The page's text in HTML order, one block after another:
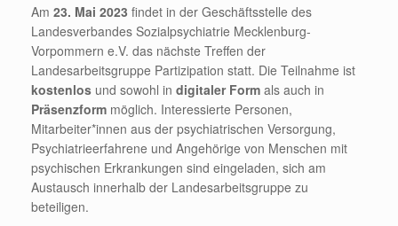
Am 23. Mai 2023 findet in der Geschäftsstelle des
Landesverbandes Sozialpsychiatrie Mecklenburg-
Vorpommern e.V. das nächste Treffen der
Landesarbeitsgruppe Partizipation statt. Die Teilnahme ist
kostenlos und sowohl in digitaler Form als auch in
Präsenzform möglich. Interessierte Personen,
Mitarbeiter*innen aus der psychiatrischen Versorgung,
Psychiatrieerfahrene und Angehörige von Menschen mit
psychischen Erkrankungen sind eingeladen, sich am
Austausch innerhalb der Landesarbeitsgruppe zu
beteiligen.